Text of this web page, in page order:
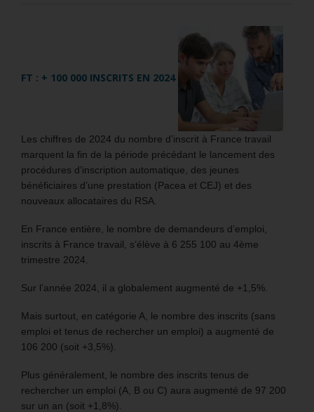
FT : + 100 000 INSCRITS EN 2024
Les chiffres de 2024 du nombre d’inscrit à France travail
marquent la fin de la période précédant le lancement des
procédures d’inscription automatique, des jeunes
bénéficiaires d’une prestation (Pacea et CEJ) et des
nouveaux allocataires du RSA.
En France entière, le nombre de demandeurs d’emploi,
inscrits à France travail, s’élève à 6 255 100 au 4ème
trimestre 2024.
Sur l’année 2024, il a globalement augmenté de +1,5%.
Mais surtout, en catégorie A, le nombre des inscrits (sans
emploi et tenus de rechercher un emploi) a augmenté de
106 200 (soit +3,5%).
Plus généralement, le nombre des inscrits tenus de
rechercher un emploi (A, B ou C) aura augmenté de 97 200
sur un an (soit +1,8%).